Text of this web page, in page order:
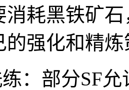
消耗黑铁矿
的强化和精
：部分SF